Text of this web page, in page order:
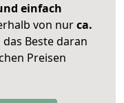
einfach
von nurca.
Beste daran
Preisen